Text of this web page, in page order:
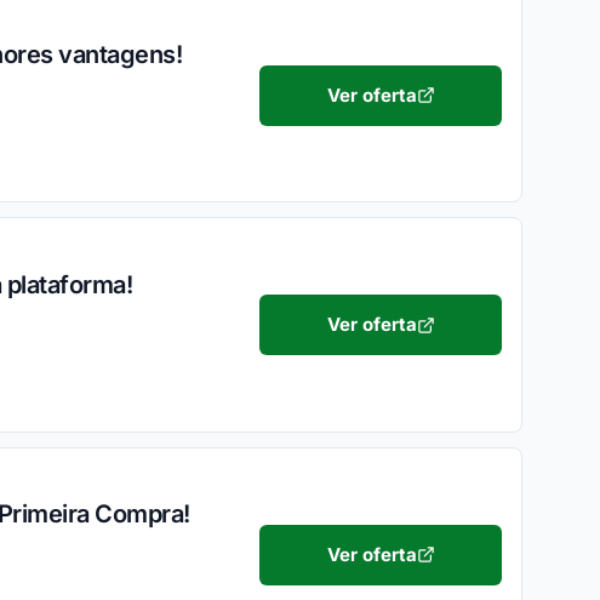
vantagens!
Ver oferta
plataforma!
Ver oferta
Compra!
Ver oferta